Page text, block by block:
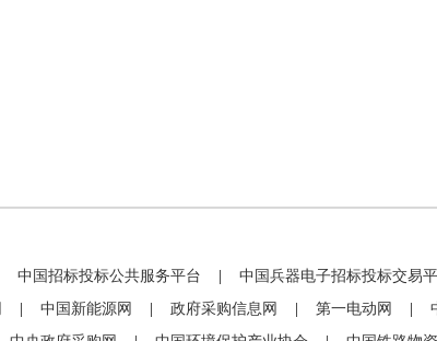
中国招标投标公共服务平台
中国兵器电子招标投标交易
中国新能源网 政府采购信息网 第一电动网